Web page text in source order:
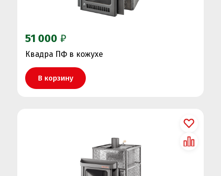
51 000 ₽
Квадра ПФ в кожухе
В корзину